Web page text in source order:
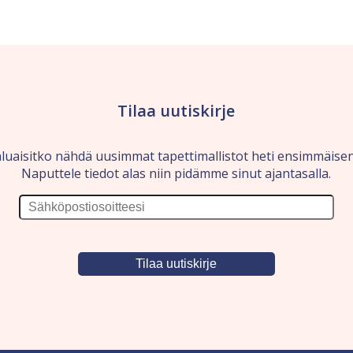
Tilaa uutiskirje
nähdä uusimmat tapettimallistot heti
Naputtele tiedot alas niin pidämme sinut ajantasalla.